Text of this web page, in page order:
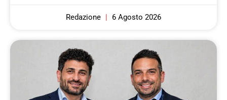
Redazione 6 Agosto 2026